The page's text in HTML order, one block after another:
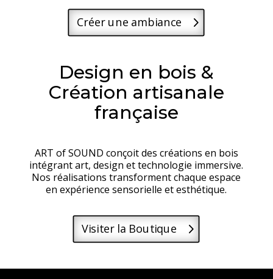
Créer une ambiance
Design en bois &
Création artisanale
française
ART of SOUND conçoit des créations en bois
intégrant art, design et technologie immersive.
Nos réalisations transforment chaque espace
en expérience sensorielle et esthétique.
Visiter la Boutique